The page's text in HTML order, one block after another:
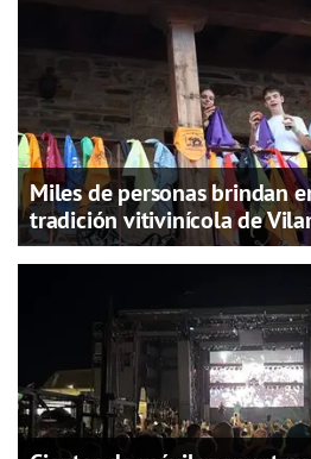
Miles de personas brindan
tradición vitivinícola de